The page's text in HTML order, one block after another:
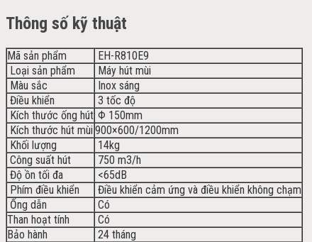
Thông số kỹ thuật
Mã sản phẩm
EH-R810E9
Loại sản phẩm
Máy hút mùi
Màu sắc
Inox sáng
Điều khiển
3 tốc độ
Kích thước ống hút Φ 150mm
Kích thước hút mùi 900×600/1200mm
Khối lượng
14kg
Công suất hút
750 m3/h
Độ ồn tối đa
<65dB
Phím điều khiển
Điều khiển cảm ứng và điều khiển không chạm
Ống dẫn
Có
Than hoạt tính
Có
Bảo hành
24 tháng